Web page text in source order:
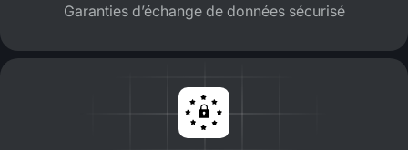
Garanties d’échange de données sécurisé